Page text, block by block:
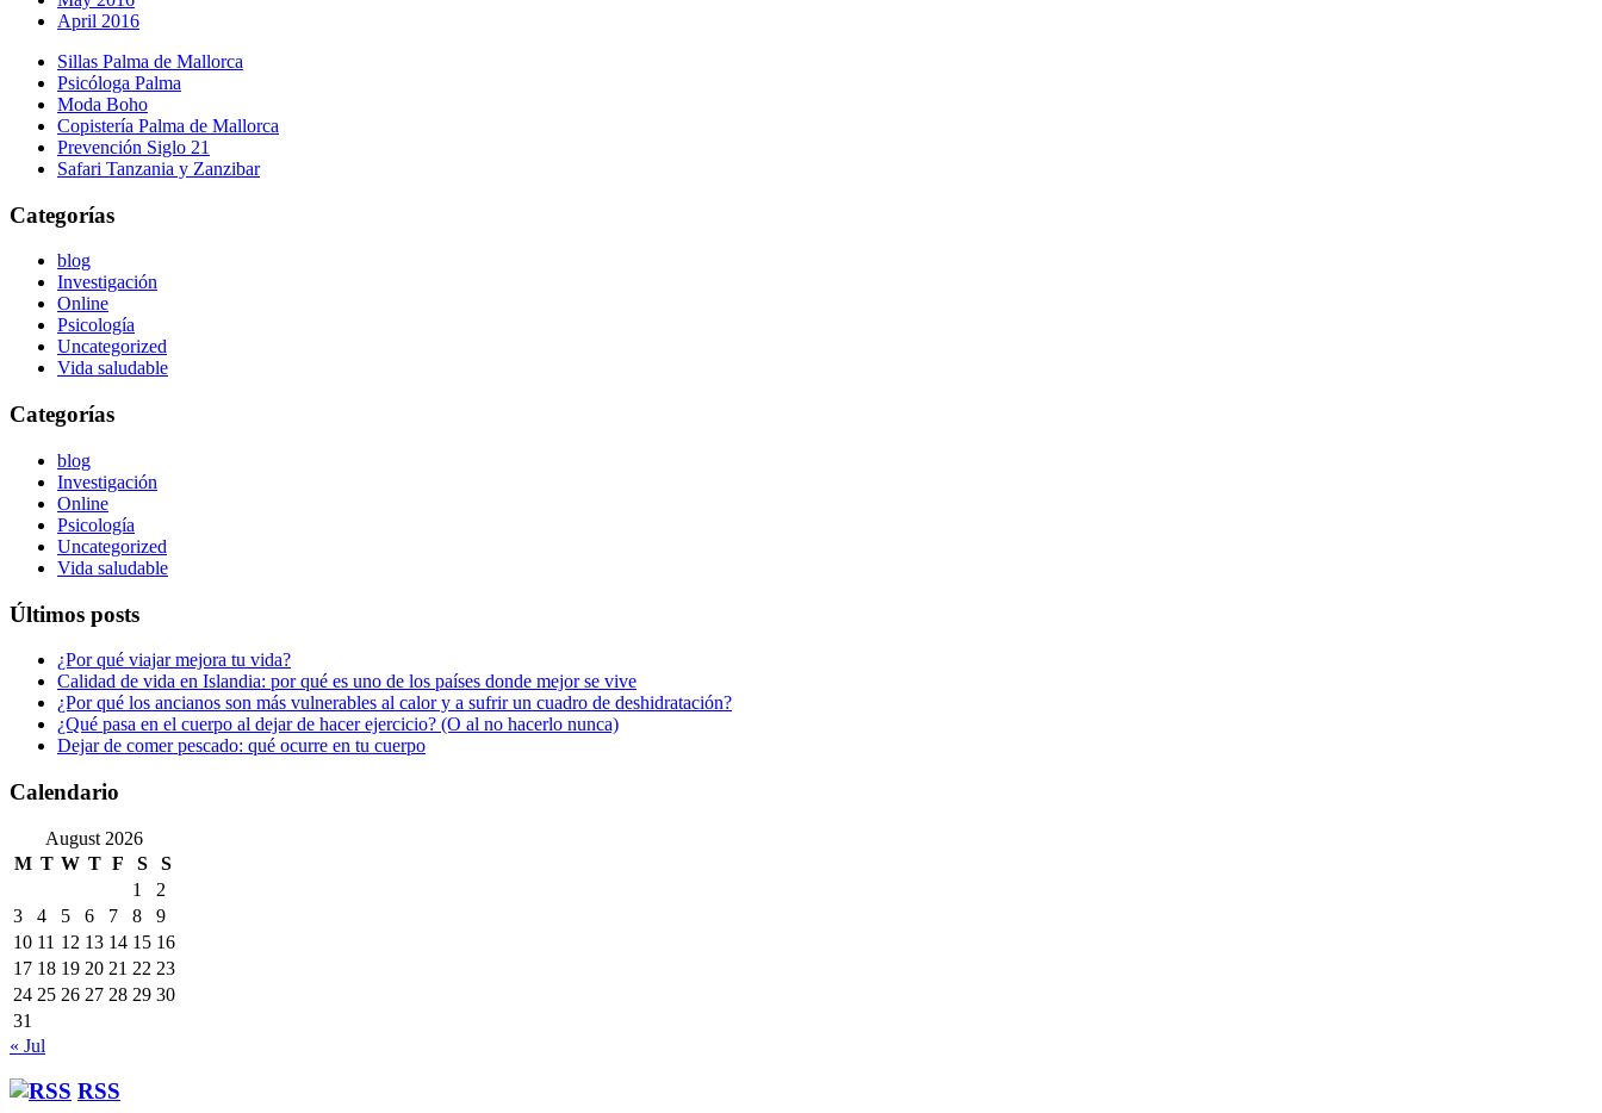
April 2016
Sillas Palma de Mallorca
Psicóloga Palma
Moda Boho
Copistería Palma de Mallorca
Prevención Siglo 21
Safari Tanzania y Zanzibar
Categorías
blog
Investigación
Online
Psicología
Uncategorized
Vida saludable
Categorías
blog
Investigación
Online
Psicología
Uncategorized
Vida saludable
Últimos posts
¿Por qué viajar mejora tu vida?
Calidad de vida en Islandia: por qué es uno de los países donde mejor se vive
¿Por qué los ancianos son más vulnerables al calor y a sufrir un cuadro de deshidratación?
¿Qué pasa en el cuerpo al dejar de hacer ejercicio? (O al no hacerlo nunca)
Dejar de comer pescado: qué ocurre en tu cuerpo
Calendario
August 2026
M T W T F S
S
1
2
3
4 5 6 7 8
9
10 11 12 13 14 15 16
17 18 19 20 21 22 23
24 25 26 27 28 29 30
31
« Jul
RSS